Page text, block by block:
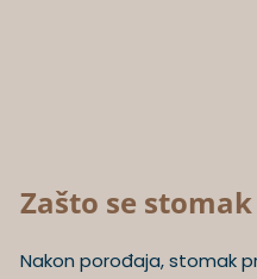
Zašto se
Nakon porođaja, stomak